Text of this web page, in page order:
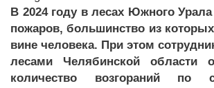
В 2024 году в лесах Южного
пожаров, большинство из
вине человека. При этом
лесами Челябинской области
количество возгораний по